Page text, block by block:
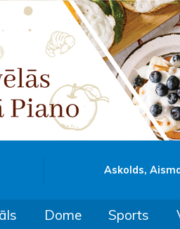
Askolds,
Dome Sports